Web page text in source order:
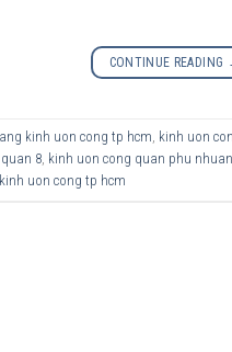
CONTINUE READING
kinh uon cong tp hcm, kinh uon
8, kinh uon cong quan phu nhuan
uon cong tp hcm